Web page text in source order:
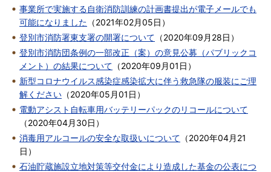
事業所で実施する自衛消防訓練の計画書提出が電子メールでも
可能になりました （2021年02月05日 ）
登別市消防署東支署の開署について （2020年09月28日 ）
登別市消防団条例の一部改正（案）の意見公募（パブリックコ
メント）の結果について （2020年09月01日 ）
新型コロナウイルス感染症感染拡大に伴う救急隊の服装にご理
解ください （2020年05月01日 ）
電動アシスト自転車用バッテリーパックのリコールについて
（2020年04月30日 ）
消毒用アルコールの安全な取扱いについて （2020年04月21
日 ）
石油貯蔵施設立地対策等交付金により造成した基金の公表につ